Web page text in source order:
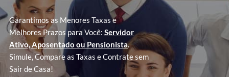
Garantimos as Menores Taxas e
Melhores Prazos para Você: Servidor
Ativo, Aposentado ou Pensionista.
Simule, Compare as Taxas e Contrate sem
Sair de Casa!